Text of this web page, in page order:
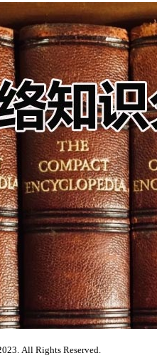
All Rights Reserved.